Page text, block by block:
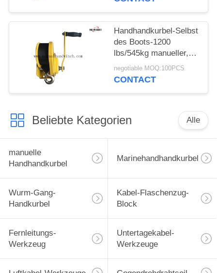
Handhandkurbel-Selbst
des Boots-1200
lbs/545kg manueller,
der dauerhafte
Schiffswinde-Bremse
negotiable MOQ:100PCS
CONTACT
Beliebte Kategorien Alle
manuelle
Handhandkurbel
Marinehandhandkurbel
Wurm-Gang-
Handkurbel
Kabel-Flaschenzug-
Block
Fernleitungs-
Werkzeug
Untertagekabel-
Werkzeuge